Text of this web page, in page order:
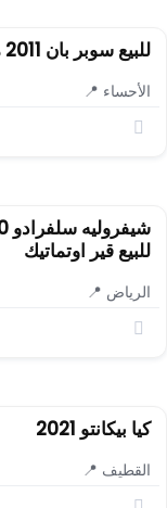
للبيع سوبر بان 2011 ماشي 317 فقط
الأحساء 📍
للبيع قير اوتماتيك
الرياض 📍
كيا بيكانتو 2021
القطيف 📍